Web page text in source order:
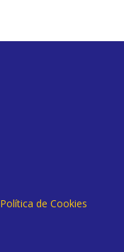
Política de Cookies